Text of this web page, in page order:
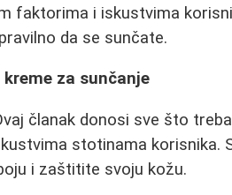
faktorima i iskustvima
da se sunčate.
za sunčanje
članak donosi sve što
stotinama korisnika.
i zaštitite svoju kožu.